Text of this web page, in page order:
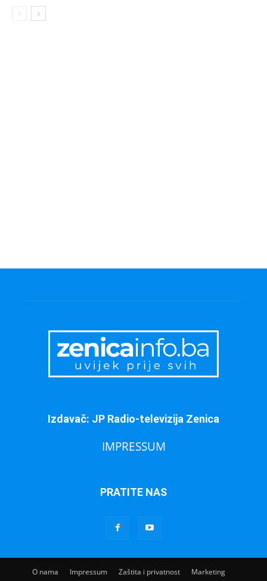
Izdavač: JP Radio-televizija Zenica
IMPRESSUM
PRATITE NAS
O nama Impressum Zaštita i privatnost
Marketing